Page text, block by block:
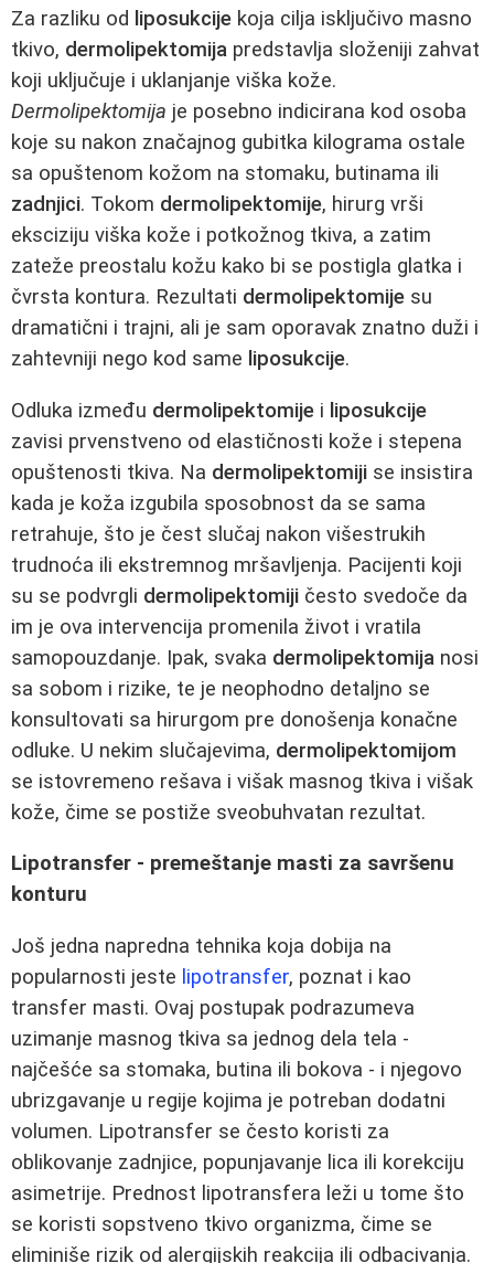
Za razliku od liposukcije koja cilja isključivo masno
tkivo, dermolipektomija predstavlja složeniji zahvat
koji uključuje i uklanjanje viška kože.
Dermolipektomija je posebno indicirana kod osoba
koje su nakon značajnog gubitka kilograma ostale
sa opuštenom kožom na stomaku, butinama ili
zadnjici. Tokom dermolipektomije, hirurg vrši
eksciziju viška kože i potkožnog tkiva, a zatim
zateže preostalu kožu kako bi se postigla glatka i
čvrsta kontura. Rezultati dermolipektomije su
dramatični i trajni, ali je sam oporavak znatno duži i
zahtevniji nego kod same liposukcije.
Odluka između dermolipektomije i liposukcije
zavisi prvenstveno od elastičnosti kože i stepena
opuštenosti tkiva. Na dermolipektomiji se insistira
kada je koža izgubila sposobnost da se sama
retrahuje, što je čest slučaj nakon višestrukih
trudnoća ili ekstremnog mršavljenja. Pacijenti koji
su se podvrgli dermolipektomiji često svedoče da
im je ova intervencija promenila život i vratila
samopouzdanje. Ipak, svaka dermolipektomija nosi
sa sobom i rizike, te je neophodno detaljno se
konsultovati sa hirurgom pre donošenja konačne
odluke. U nekim slučajevima, dermolipektomijom
se istovremeno rešava i višak masnog tkiva i višak
kože, čime se postiže sveobuhvatan rezultat.
Lipotransfer - premeštanje masti za savršenu
konturu
Još jedna napredna tehnika koja dobija na
popularnosti jeste lipotransfer, poznat i kao
transfer masti. Ovaj postupak podrazumeva
uzimanje masnog tkiva sa jednog dela tela -
najčešće sa stomaka, butina ili bokova - i njegovo
ubrizgavanje u regije kojima je potreban dodatni
volumen. Lipotransfer se često koristi za
oblikovanje zadnjice, popunjavanje lica ili korekciju
asimetrije. Prednost lipotransfera leži u tome što
se koristi sopstveno tkivo organizma, čime se
eliminiše rizik od alergijskih reakcija ili odbacivanja.